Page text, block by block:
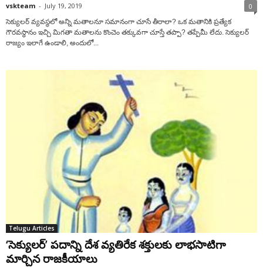
vskteam - July 19, 2019 0
సెక్యులర్‌ వ్యవస్థలో అన్ని మతాలనూ సమానంగా చూసే తీరాలా? ఒక మతానికి ప్రత్యేక
గౌరవస్థానం ఇచ్చి మిగతా మతాలను కొంచెం తక్కువగా చూస్తే తప్పా? తప్పేమీ లేదు. సెక్యులర్‌
రాజ్యం ఇలాగే ఉండాలి, అందులో...
Telugu Articles
‘సెక్యులర్’ పదాన్ని దేశ వ్యతిరేక శక్తులకు లాభసాటిగా
మార్చిన రాజకీయాలు